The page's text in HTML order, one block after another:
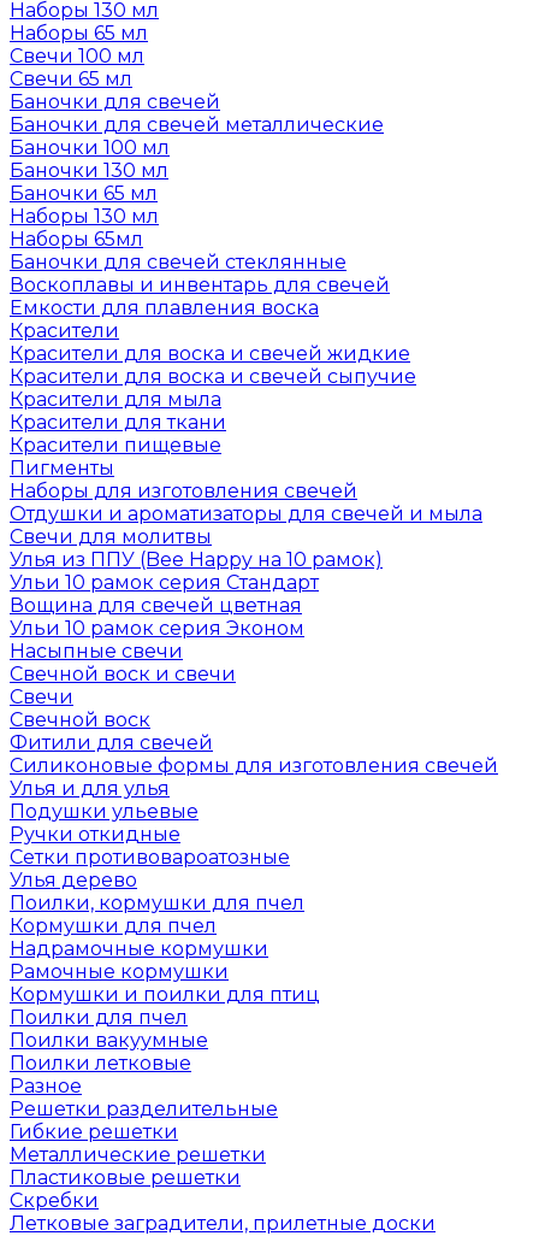
Наборы 130 мл
Наборы 65 мл
Свечи 100 мл
Свечи 65 мл
Баночки для свечей
Баночки для свечей металлические
Баночки 100 мл
Баночки 130 мл
Баночки 65 мл
Наборы 130 мл
Наборы 65мл
Баночки для свечей стеклянные
Воскоплавы и инвентарь для свечей
Емкости для плавления воска
Красители
Красители для воска и свечей жидкие
Красители для воска и свечей сыпучие
Красители для мыла
Красители для ткани
Красители пищевые
Пигменты
Наборы для изготовления свечей
Отдушки и ароматизаторы для свечей и мыла
Свечи для молитвы
Улья из ППУ (Bee Happy на 10 рамок)
Ульи 10 рамок серия Стандарт
Вощина для свечей цветная
Ульи 10 рамок серия Эконом
Насыпные свечи
Свечной воск и свечи
Свечи
Свечной воск
Фитили для свечей
Силиконовые формы для изготовления свечей
Улья и для улья
Подушки ульевые
Ручки откидные
Сетки противовароатозные
Улья дерево
Поилки, кормушки для пчел
Кормушки для пчел
Надрамочные кормушки
Рамочные кормушки
Кормушки и поилки для птиц
Поилки для пчел
Поилки вакуумные
Поилки летковые
Разное
Решетки разделительные
Гибкие решетки
Металлические решетки
Пластиковые решетки
Скребки
Летковые заградители, прилетные доски